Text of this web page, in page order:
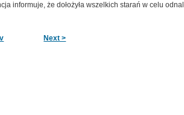
informuje, że dołożyła wszelkich starań w celu
Next >